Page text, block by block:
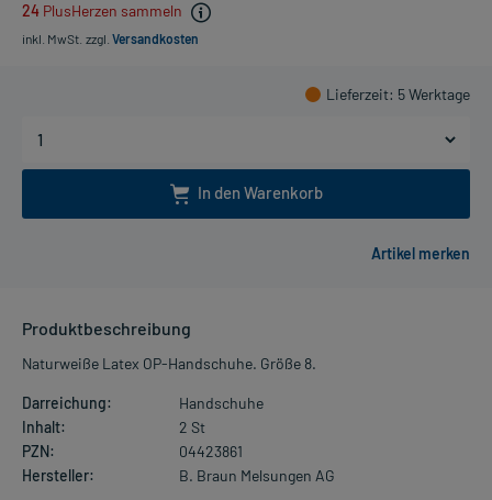
24 PlusHerzen sammeln
inkl. MwSt. zzgl. Versandkosten
Lieferzeit: 5 Werktage
In den Warenkorb
Produktbeschreibung
Naturweiße Latex OP-Handschuhe. Größe 8.
Darreichung:
Handschuhe
Inhalt:
2 St
PZN:
04423861
Hersteller:
B. Braun Melsungen AG